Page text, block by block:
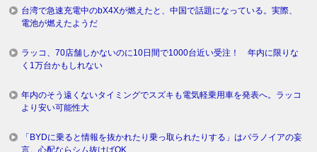
台湾で急速充電中のbX4Xが燃えたと、中国で話題になっている。実際、
電池が燃えたようだ
ラッコ、70店舗しかないのに10日間で1000台近い受注！ 年内に限りな
く1万台かもしれない
年内のそう遠くないタイミングでスズキも電気軽乗用車を発表へ。ラッコ
より安い可能性大
「BYDに乗ると情報を抜かれたり乗っ取られたりする」はパラノイアの妄
言。心配ならシム抜けばOK